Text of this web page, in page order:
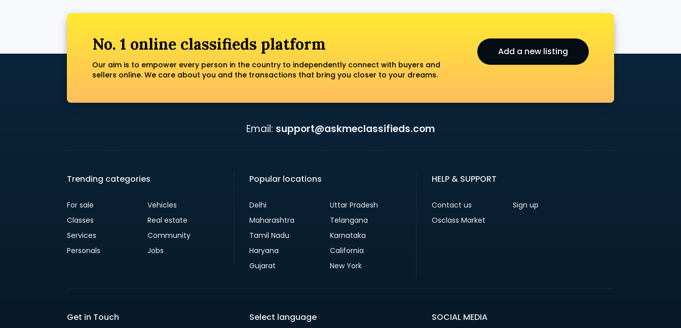
No. 1 online classifieds platform
Our aim is to empower every person in the country to independently connect with buyers and
sellers online. We care about you and the transactions that bring you closer to your dreams.
Add a new listing
Email: support@askmeclassifieds.com
Trending categories
For sale
Vehicles
Classes
Real estate
Services
Community
Personals
Jobs
Popular locations
Delhi
Uttar Pradesh
Maharashtra
Telangana
Tamil Nadu
Karnataka
Haryana
California
Gujarat
New York
HELP & SUPPORT
Contact us
Sign up
Osclass Market
Get in Touch Select language SOCIAL MEDIA